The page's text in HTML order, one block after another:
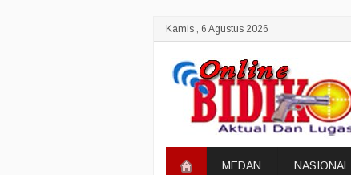
Kamis , 6 Agustus 2026
MEDAN NASIONAL